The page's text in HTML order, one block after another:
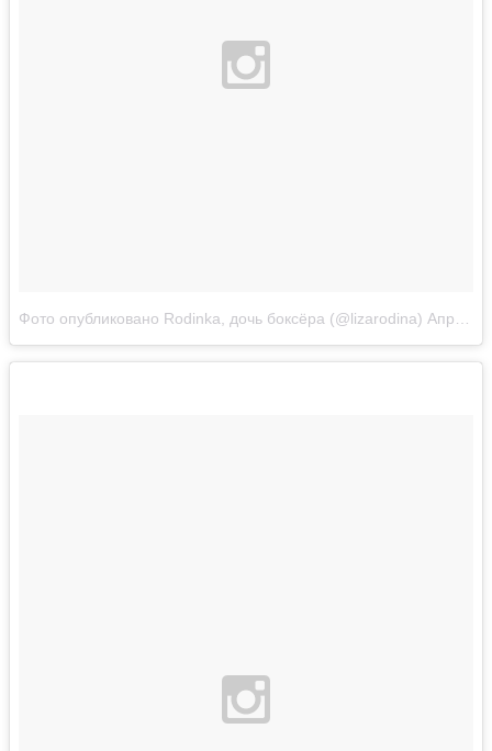
Фото опубликовано Rodinka, дочь боксёра (@lizarodina) Апр 10 2016 в 3:48 PDT